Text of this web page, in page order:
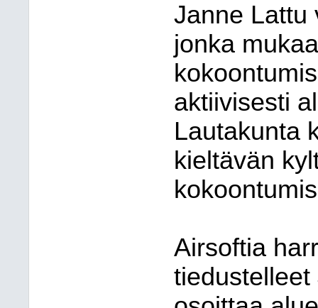
Janne Lattu
jonka
aktiivisesti
Lautakunta
kieltävän
Airsoftia